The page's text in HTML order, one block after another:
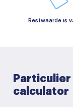
Restwaarde is
calculator